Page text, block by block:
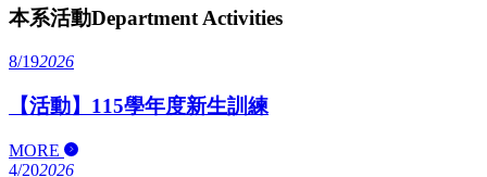
本系活動Department Activities
8/192026
【活動】115學年度新生訓練
MORE
4/202026